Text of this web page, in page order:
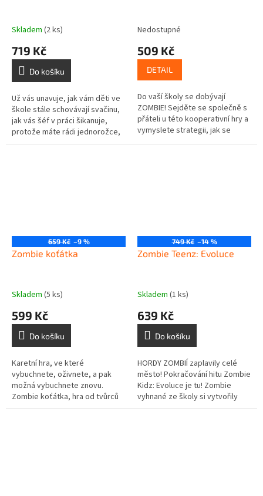
Skladem (2 ks)
719 Kč
Do košíku
Už vás unavuje, jak vám děti ve
škole stále schovávají svačinu,
jak vás šéf v práci šikanuje,
protože máte rádi jednorožce,
jak vám maminka i ve vaší
Nedostupné
509 Kč
DETAIL
Do vaší školy se dobývají
ZOMBIE! Sejděte se společně s
přáteli u této kooperativní hry a
vymyslete strategii, jak se
jednou pro vždy vypořádat s
659 Kč –9 %
Zombie koťátka
Skladem (5 ks)
599 Kč
Do košíku
Karetní hra, ve které
vybuchnete, oživnete, a pak
možná vybuchnete znovu.
Zombie koťátka, hra od tvůrců
Výbušných koťátek, je
749 Kč –14 %
Zombie Teenz: Evoluce
Skladem (1 ks)
639 Kč
Do košíku
HORDY ZOMBIÍ zaplavily celé
město! Pokračování hitu Zombie
Kidz: Evoluce je tu! Zombie
vyhnané ze školy si vytvořily
základnu ve stokách a začaly